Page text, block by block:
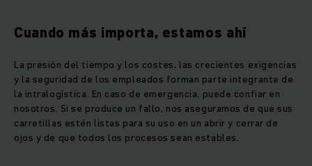
Cuando más importa, estamos ahí
La presión del tiempo y los costes, las crecientes exigencias
y la seguridad de los empleados forman parte integrante de
la intralogística. En caso de emergencia, puede confiar en
nosotros. Si se produce un fallo, nos aseguramos de que sus
carretillas estén listas para su uso en un abrir y cerrar de
ojos y de que todos los procesos sean estables.